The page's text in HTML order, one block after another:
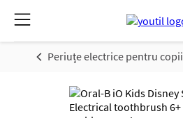
Periuțe electrice pentru copii